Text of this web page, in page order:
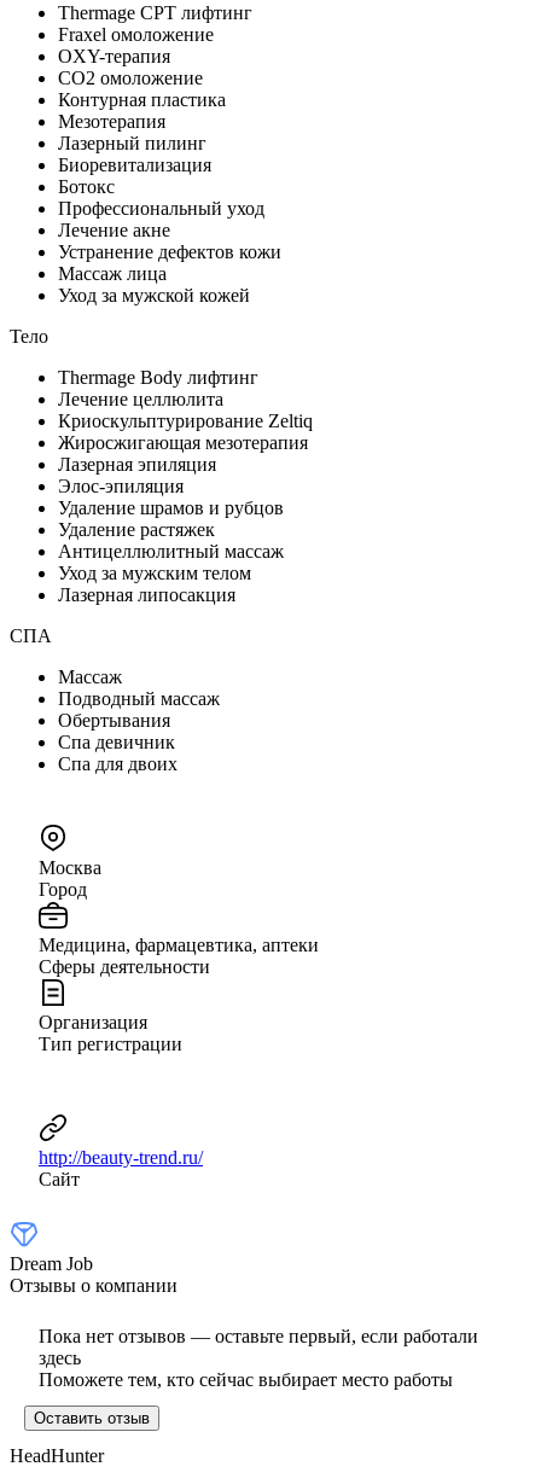
Thermage CPT лифтинг
Fraxel омоложение
OXY-терапия
CO2 омоложение
Контурная пластика
Мезотерапия
Лазерный пилинг
Биоревитализация
Ботокс
Профессиональный уход
Лечение акне
Устранение дефектов кожи
Массаж лица
Уход за мужской кожей
Тело
Thermage Body лифтинг
Лечение целлюлита
Криоскульптурирование Zeltiq
Жиросжигающая мезотерапия
Лазерная эпиляция
Элос-эпиляция
Удаление шрамов и рубцов
Удаление растяжек
Антицеллюлитный массаж
Уход за мужским телом
Лазерная липосакция
СПА
Массаж
Подводный массаж
Обертывания
Спа девичник
Спа для двоих
Москва
Город
Медицина, фармацевтика, аптеки
Сферы деятельности
Организация
Тип регистрации
http://beauty-trend.ru/
Сайт
Dream Job
Отзывы о компании
Пока нет отзывов — оставьте первый, если работали
здесь
Поможете тем, кто сейчас выбирает место работы
Оставить отзыв
HeadHunter